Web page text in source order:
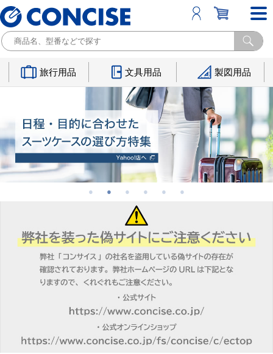
旅行用品 文具用品 製図用品